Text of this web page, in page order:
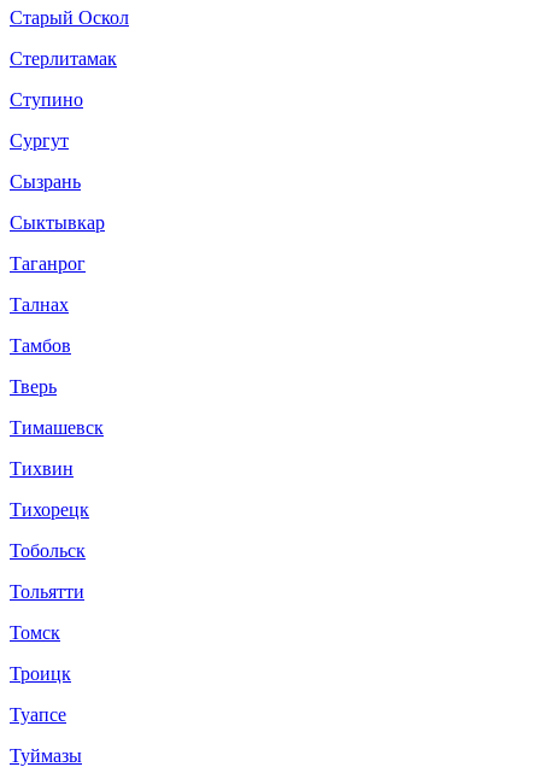
Старый Оскол
Стерлитамак
Ступино
Сургут
Сызрань
Сыктывкар
Таганрог
Талнах
Тамбов
Тверь
Тимашевск
Тихвин
Тихорецк
Тобольск
Тольятти
Томск
Троицк
Туапсе
Туймазы